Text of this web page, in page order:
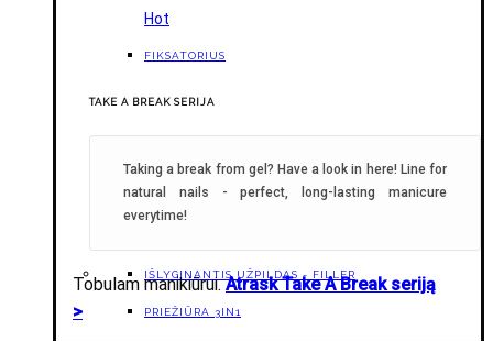
Hot
FIKSATORIUS
TAKE A BREAK SERIJA
Taking a break from gel? Have a look in here! Line for
natural nails - perfect, long-lasting manicure
everytime!
IŠLYGINANTIS UŽPILDAS - FILLER
PRIEŽIŪRA 3IN1
Tobulam manikiūrui.Atrask Take A Break seriją
>